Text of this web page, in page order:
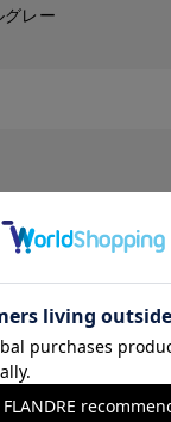
グレー